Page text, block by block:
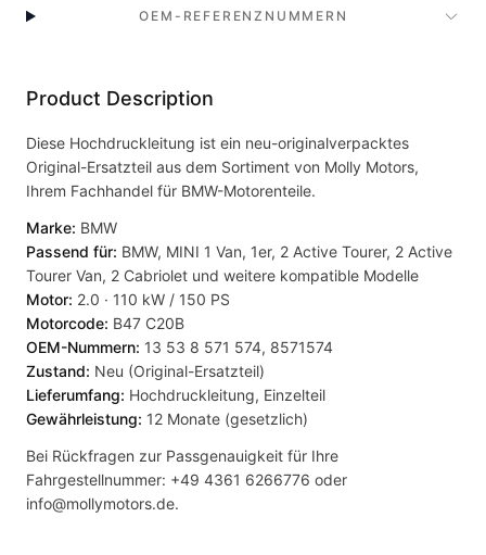
OEM-REFERENZNUMMERN
Product Description
Diese Hochdruckleitung ist ein neu-originalverpacktes
Original-Ersatzteil aus dem Sortiment von Molly Motors,
Ihrem Fachhandel für BMW-Motorenteile.
Marke: BMW
Passend für: BMW, MINI 1 Van, 1er, 2 Active Tourer, 2 Active
Tourer Van, 2 Cabriolet und weitere kompatible Modelle
Motor: 2.0 · 110 kW / 150 PS
Motorcode: B47 C20B
OEM-Nummern: 13 53 8 571 574, 8571574
Zustand: Neu (Original-Ersatzteil)
Lieferumfang: Hochdruckleitung, Einzelteil
Gewährleistung: 12 Monate (gesetzlich)
Bei Rückfragen zur Passgenauigkeit für Ihre
Fahrgestellnummer: +49 4361 6266776 oder
info@mollymotors.de.